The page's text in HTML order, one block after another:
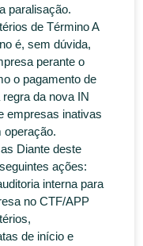
paralisação.
de Término A
é, sem dúvida,
perante o
o pagamento de
da nova IN
empresas inativas
operação.
Diante deste
ações:
interna para
no CTF/APP
de início e